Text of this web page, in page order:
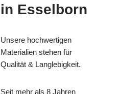
in Esselborn
Unsere hochwertigen
Materialien stehen für
Qualität & Langlebigkeit.
Seit mehr als 8 Jahren